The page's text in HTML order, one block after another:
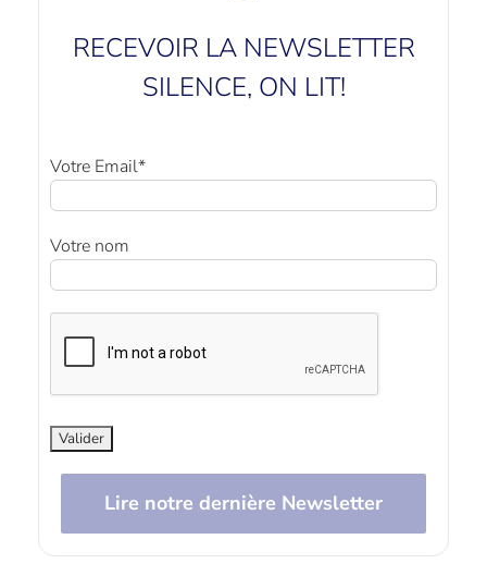
RECEVOIR LA NEWSLETTER
SILENCE, ON LIT!
Votre Email*
Votre nom
Lire notre dernière Newsletter